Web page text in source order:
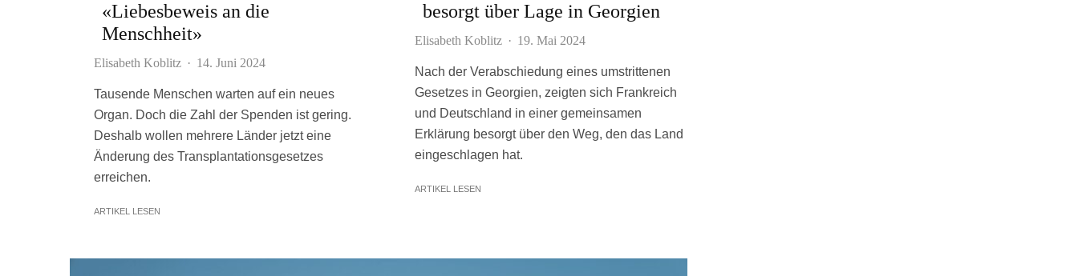
«Liebesbeweis an die
Menschheit»
Elisabeth Koblitz · 14. Juni 2024
Tausende Menschen warten auf ein neues
Organ. Doch die Zahl der Spenden ist gering.
Deshalb wollen mehrere Länder jetzt eine
Änderung des Transplantationsgesetzes
erreichen.
ARTIKEL LESEN
besorgt über Lage in Georgien
Elisabeth Koblitz · 19. Mai 2024
Nach der Verabschiedung eines umstrittenen
Gesetzes in Georgien, zeigten sich Frankreich
und Deutschland in einer gemeinsamen
Erklärung besorgt über den Weg, den das Land
eingeschlagen hat.
ARTIKEL LESEN